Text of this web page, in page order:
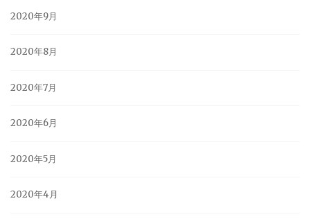
2020年9月
2020年8月
2020年7月
2020年6月
2020年5月
2020年4月